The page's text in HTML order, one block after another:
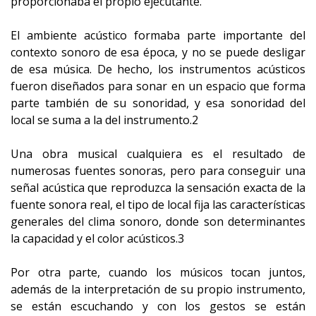
El ambiente acústico formaba parte importante del
contexto sonoro de esa época, y no se puede desligar
de esa música. De hecho, los instrumentos acústicos
fueron diseñados para sonar en un espacio que forma
parte también de su sonoridad, y esa sonoridad del
local se suma a la del instrumento.2
Una obra musical cualquiera es el resultado de
numerosas fuentes sonoras, pero para conseguir una
señal acústica que reproduzca la sensación exacta de la
fuente sonora real, el tipo de local fija las características
generales del clima sonoro, donde son determinantes
la capacidad y el color acústicos.3
Por otra parte, cuando los músicos tocan juntos,
además de la interpretación de su propio instrumento,
se están escuchando y con los gestos se están